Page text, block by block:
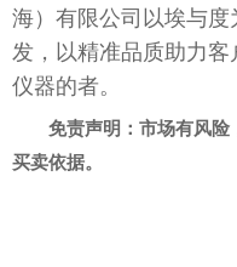
海）有限公司以埃与
发，以精准品质助力
仪器的者。
免责声明：市场有风
买卖依据。